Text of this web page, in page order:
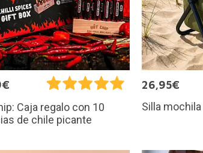
Caja regalo con 10
de chile picante
26,95€
Silla